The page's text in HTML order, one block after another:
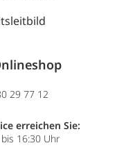
29 77 12
erreichen Sie:
16:30 Uhr